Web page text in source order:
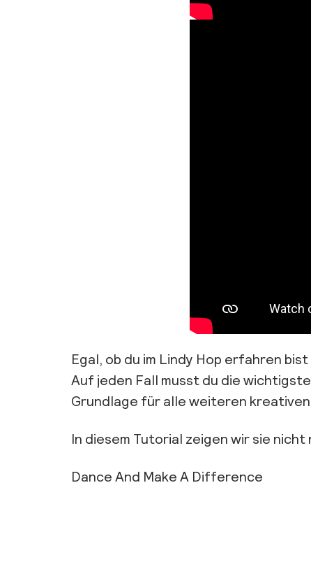
Egal, ob du im Lindy Hop erfahren
Auf jeden Fall musst du die
Grundlage für alle weiteren kreativen
In diesem Tutorial zeigen wir sie
Dance And Make A Difference